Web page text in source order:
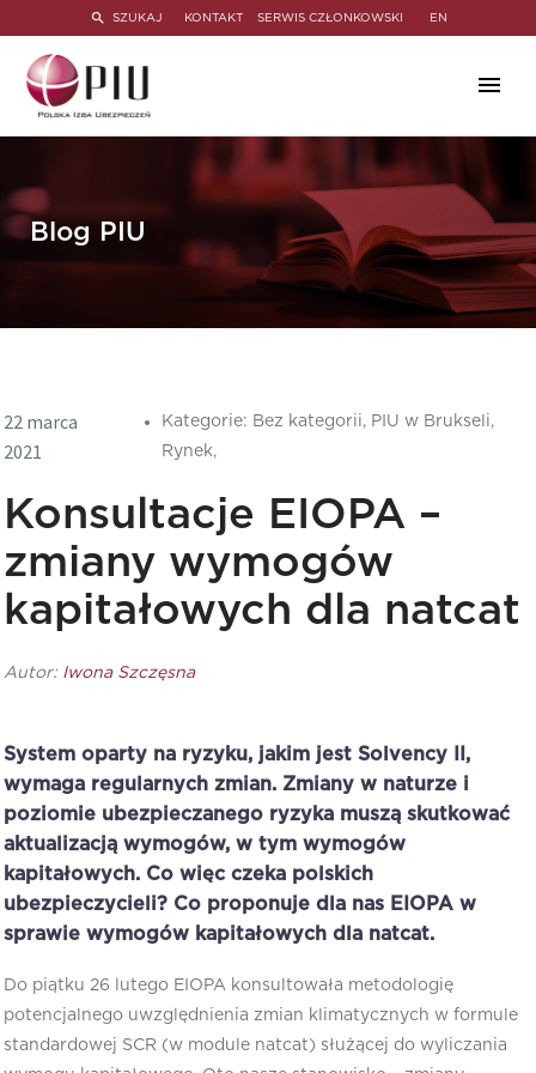
SZUKAJ KONTAKT SERWIS CZŁONKOWSKI EN
Blog PIU
22 marca
2021
Kategorie: Bez kategorii, PIU w Brukseli,
Rynek,
Konsultacje EIOPA –
zmiany wymogów
kapitałowych dla natcat
Autor: Iwona Szczęsna
System oparty na ryzyku, jakim jest Solvency II,
wymaga regularnych zmian. Zmiany w naturze i
poziomie ubezpieczanego ryzyka muszą skutkować
aktualizacją wymogów, w tym wymogów
kapitałowych. Co więc czeka polskich
ubezpieczycieli? Co proponuje dla nas EIOPA w
sprawie wymogów kapitałowych dla natcat.
Do piątku 26 lutego EIOPA konsultowała metodologię
potencjalnego uwzględnienia zmian klimatycznych w formule
standardowej SCR (w module natcat) służącej do wyliczania